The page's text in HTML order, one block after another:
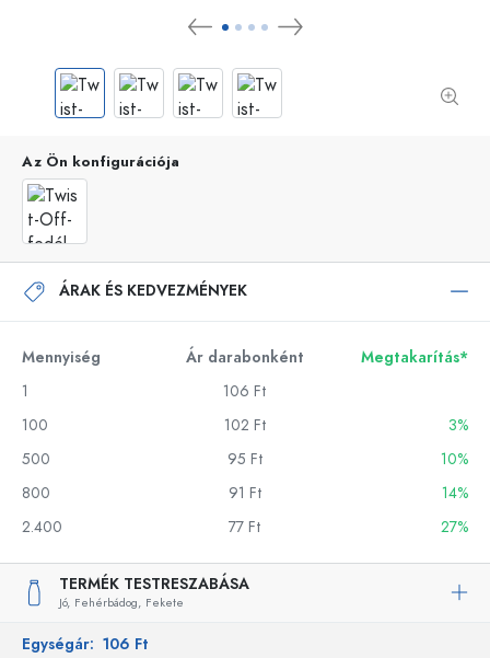
Az Ön konfigurációja
ÁRAK ÉS KEDVEZMÉNYEK
Mennyiség Ár darabonként
Megtakarítás*
1
106 Ft
100
102 Ft
3%
500
95 Ft
10%
800
91 Ft
14%
2.400
77 Ft 27%
TERMÉK TESTRESZABÁSA
Jó, Fehérbádog, Fekete
Egységár: 106 Ft